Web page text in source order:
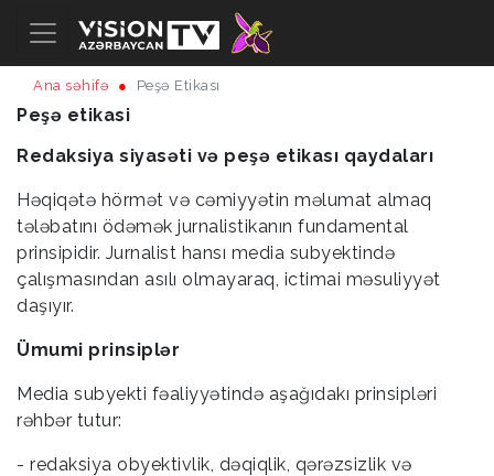
Ana səhifə Peşə Etikası
Peşə etikasi
Redaksiya siyasəti və peşə etikası qaydaları
Həqiqətə hörmət və cəmiyyətin məlumat almaq
tələbatını ödəmək jurnalistikanın fundamental
prinsipidir. Jurnalist hansı media subyektində
çalışmasından asılı olmayaraq, ictimai məsuliyyət
daşıyır.
Ümumi prinsiplər
Media subyekti fəaliyyətində aşağıdakı prinsipləri
rəhbər tutur:
- redaksiya obyektivlik, dəqiqlik, qərəzsizlik və